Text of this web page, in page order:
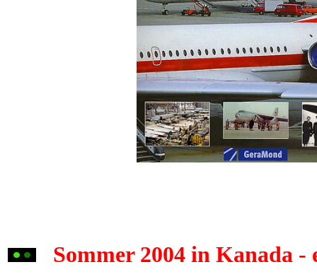
Sommer2004 in Kanada -